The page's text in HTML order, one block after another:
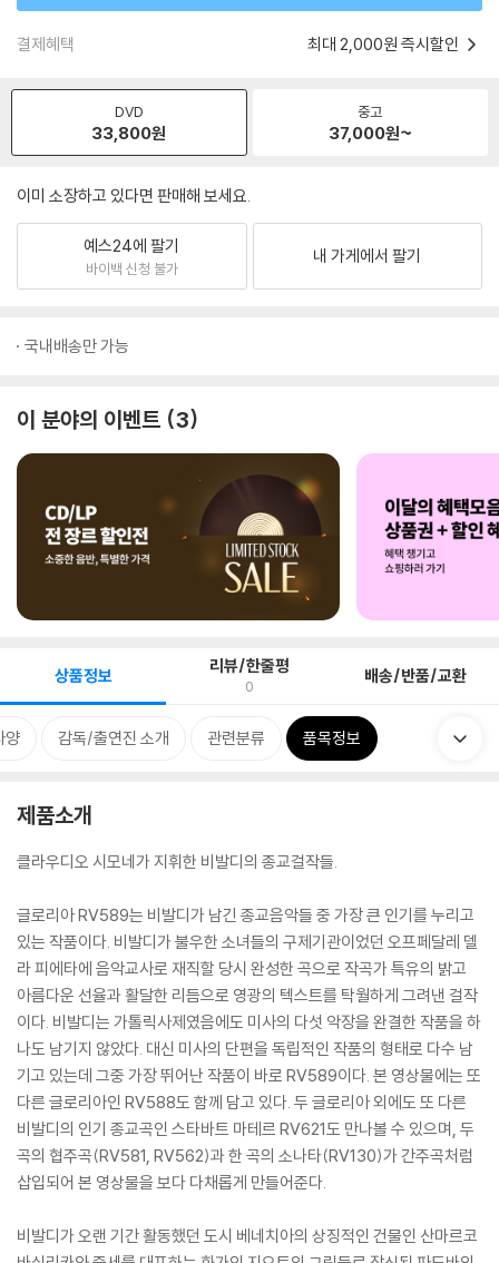
결제혜택 최대 2,000원 즉시할인
DVD
33,800원
중고
37,000원~
이미 소장하고 있다면 판매해 보세요.
예스24에 팔기
바이백 신청 불가
내 가게에서 팔기
국내배송만 가능
이 분야의 이벤트 3
상품정보 리뷰/한줄평
0 배송/반품/교환
양 감독/출연진 소개 관련분류 품목정보
제품소개
클라우디오 시모네가 지휘한 비발디의 종교걸작들.
글로리아 RV589는 비발디가 남긴 종교음악들 중 가장 큰 인기를 누리고
있는 작품이다. 비발디가 불우한 소녀들의 구제기관이었던 오프페달레 델
라 피에타에 음악교사로 재직할 당시 완성한 곡으로 작곡가 특유의 밝고
아름다운 선율과 활달한 리듬으로 영광의 텍스트를 탁월하게 그려낸 걸작
이다. 비발디는 가톨릭사제였음에도 미사의 다섯 악장을 완결한 작품을 하
나도 남기지 않았다. 대신 미사의 단편을 독립적인 작품의 형태로 다수 남
기고 있는데 그중 가장 뛰어난 작품이 바로 RV589이다. 본 영상물에는 또
다른 글로리아인 RV588도 함께 담고 있다. 두 글로리아 외에도 또 다른
비발디의 인기 종교곡인 스타바트 마테르 RV621도 만나볼 수 있으며, 두
곡의 협주곡(RV581, RV562)과 한 곡의 소나타(RV130)가 간주곡처럼
삽입되어 본 영상물을 보다 다채롭게 만들어준다.
비발디가 오랜 기간 활동했던 도시 베네치아의 상징적인 건물인 산마르코